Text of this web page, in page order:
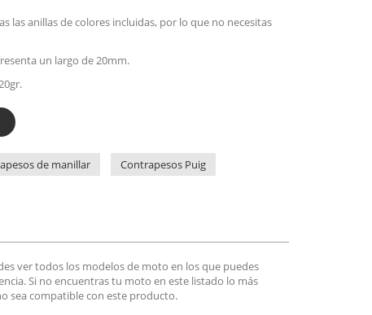
las anillas de colores incluidas, por lo que no necesitas
un largo de 20mm.
de manillar Contrapesos Puig
ver todos los modelos de moto en los que puedes
Si no encuentras tu moto en este listado lo más
sea compatible con este producto.